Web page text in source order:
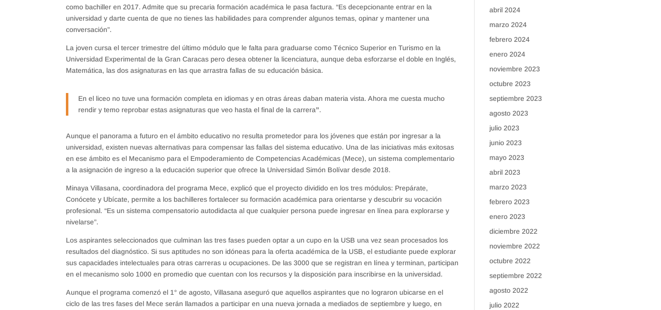
como bachiller en 2017. Admite que su precaria formación académica le pasa factura. “Es decepcionante entrar en la
universidad y darte cuenta de que no tienes las habilidades para comprender algunos temas, opinar y mantener una
conversación”.
La joven cursa el tercer trimestre del último módulo que le falta para graduarse como Técnico Superior en Turismo en la
Universidad Experimental de la Gran Caracas pero desea obtener la licenciatura, aunque deba esforzarse el doble en Inglés,
Matemática, las dos asignaturas en las que arrastra fallas de su educación básica.
En el liceo no tuve una formación completa en idiomas y en otras áreas daban materia vista. Ahora me cuesta mucho
rendir y temo reprobar estas asignaturas que veo hasta el final de la carrera”.
Aunque el panorama a futuro en el ámbito educativo no resulta prometedor para los jóvenes que están por ingresar a la
universidad, existen nuevas alternativas para compensar las fallas del sistema educativo. Una de las iniciativas más exitosas
en ese ámbito es el Mecanismo para el Empoderamiento de Competencias Académicas (Mece), un sistema complementario
a la asignación de ingreso a la educación superior que ofrece la Universidad Simón Bolívar desde 2018.
Minaya Villasana, coordinadora del programa Mece, explicó que el proyecto dividido en los tres módulos: Prepárate,
Conócete y Ubícate, permite a los bachilleres fortalecer su formación académica para orientarse y descubrir su vocación
profesional. “Es un sistema compensatorio autodidacta al que cualquier persona puede ingresar en línea para explorarse y
nivelarse”.
Los aspirantes seleccionados que culminan las tres fases pueden optar a un cupo en la USB una vez sean procesados los
resultados del diagnóstico. Si sus aptitudes no son idóneas para la oferta académica de la USB, el estudiante puede explorar
sus capacidades intelectuales para otras carreras u ocupaciones. De las 3000 que se registran en línea y terminan, participan
en el mecanismo solo 1000 en promedio que cuentan con los recursos y la disposición para inscribirse en la universidad.
Aunque el programa comenzó el 1° de agosto, Villasana aseguró que aquellos aspirantes que no lograron ubicarse en el
ciclo de las tres fases del Mece serán llamados a participar en una nueva jornada a mediados de septiembre y luego, en
abril 2024
marzo 2024
febrero 2024
enero 2024
noviembre 2023
octubre 2023
septiembre 2023
agosto 2023
julio 2023
junio 2023
mayo 2023
abril 2023
marzo 2023
febrero 2023
enero 2023
diciembre 2022
noviembre 2022
octubre 2022
septiembre 2022
agosto 2022
julio 2022